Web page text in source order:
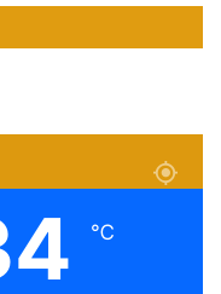
℃